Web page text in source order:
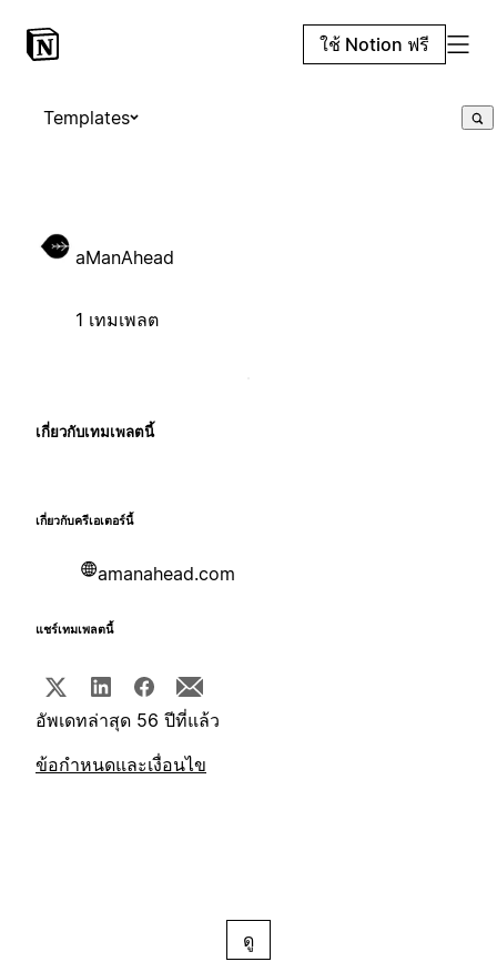
ใช้ Notion ฟรี
Templates
aManAhead
1 เทมเพลต
เกี่ยวกับเทมเพลตนี้
เกี่ยวกับครีเอเตอร์นี้
amanahead.com
แชร์เทมเพลตนี้
อัพเดทล่าสุด 56 ปีที่แล้ว
ข้อกำหนดและเงื่อนไข
ดู